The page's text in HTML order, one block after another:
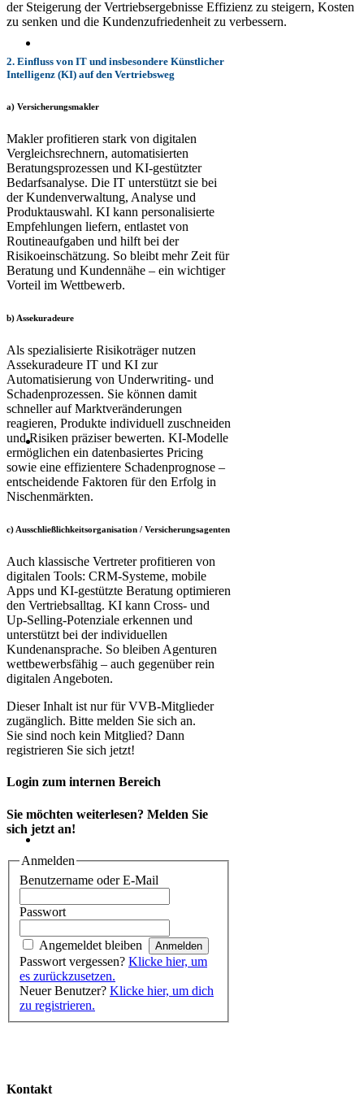
der Steigerung der Vertriebsergebnisse Effizienz zu steigern, Kosten
zu senken und die Kundenzufriedenheit zu verbessern.
2. Einfluss von IT und insbesondere Künstlicher
Intelligenz (KI) auf den Vertriebsweg
a) Versicherungsmakler
Makler profitieren stark von digitalen
Vergleichsrechnern, automatisierten
Beratungsprozessen und KI-gestützter
Bedarfsanalyse. Die IT unterstützt sie bei
der Kundenverwaltung, Analyse und
Produktauswahl. KI kann personalisierte
Empfehlungen liefern, entlastet von
Routineaufgaben und hilft bei der
Risikoeinschätzung. So bleibt mehr Zeit für
Beratung und Kundennähe – ein wichtiger
Vorteil im Wettbewerb.
b) Assekuradeure
Als spezialisierte Risikoträger nutzen
Assekuradeure IT und KI zur
Automatisierung von Underwriting- und
Schadenprozessen. Sie können damit
schneller auf Marktveränderungen
reagieren, Produkte individuell zuschneiden
und Risiken präziser bewerten. KI-Modelle
ermöglichen ein datenbasiertes Pricing
sowie eine effizientere Schadenprognose –
entscheidende Faktoren für den Erfolg in
Nischenmärkten.
c) Ausschließlich­keits­organisation / Ver­sicherungs­agenten
Auch klassische Vertreter profitieren von
digitalen Tools: CRM-Systeme, mobile
Apps und KI-gestützte Beratung optimieren
den Vertriebsalltag. KI kann Cross- und
Up-Selling-Potenziale erkennen und
unterstützt bei der individuellen
Kundenansprache. So bleiben Agenturen
wettbewerbsfähig – auch gegenüber rein
digitalen Angeboten.
Dieser Inhalt ist nur für VVB-Mitglieder
zugänglich. Bitte melden Sie sich an.
Sie sind noch kein Mitglied? Dann
registrieren Sie sich jetzt!
Login zum internen Bereich
Sie möchten weiterlesen? Melden Sie
sich jetzt an!
Anmelden
Benutzername oder E-Mail
Passwort
Angemeldet bleiben
Passwort vergessen? Klicke hier, um
es zurückzusetzen.
Neuer Benutzer? Klicke hier, um dich
zu registrieren.
Kontakt